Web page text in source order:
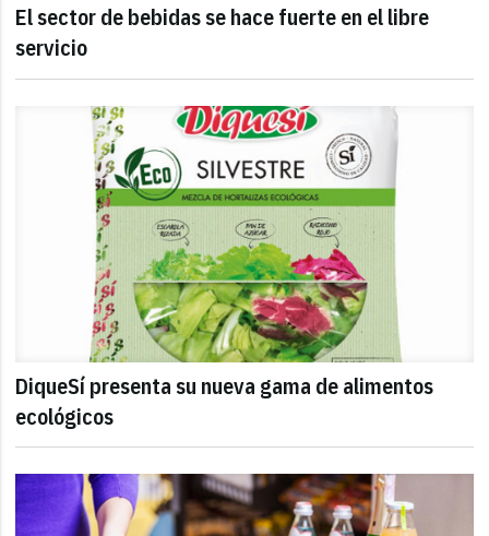
El sector de bebidas se hace fuerte en el libre
servicio
DiqueSí presenta su nueva gama de alimentos
ecológicos